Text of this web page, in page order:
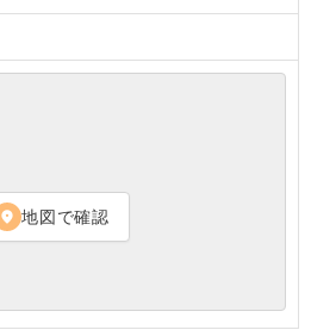
location_on 地図で確認